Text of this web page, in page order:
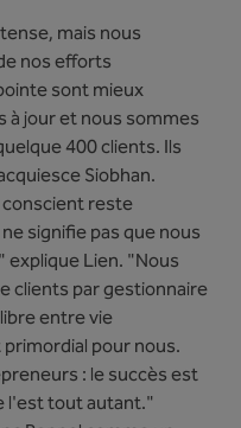
mais nous
nos efforts
sont mieux
à jour et nous sommes
400 clients. Ils
Siobhan.
reste
signifie pas que nous
Lien. "Nous
clients par gestionnaire
entre vie
pour nous.
: le succès est
l'est tout autant."